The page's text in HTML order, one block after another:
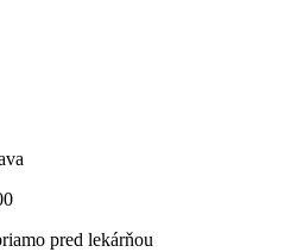
pred lekárňou